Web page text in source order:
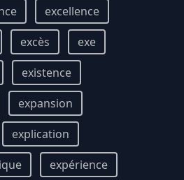
excellence
excès
exe
existence
expansion
explication
expérience